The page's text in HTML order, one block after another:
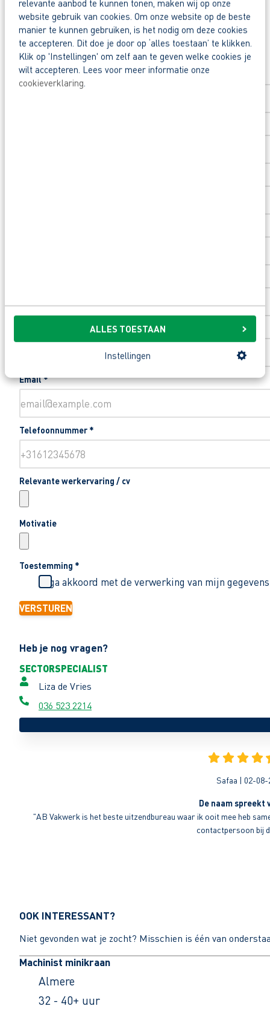
relevante aanbod te kunnen tonen, maken wij op onze
website gebruik van cookies. Om onze website op de beste
manier te kunnen gebruiken, is het nodig om deze cookies
te accepteren. Dit doe je door op ‘alles toestaan’ te klikken.
Klik op 'Instellingen' om zelf aan te geven welke cookies je
wilt accepteren. Lees voor meer informatie onze
cookieverklaring.
ALLES TOESTAAN
Instellingen
Snel naar een vast contract.
Beoordeeld door flexkrachten met een 9+.
Opleidingsvoucher van € 1.000,00 voor een
Nog vragen over deze vacature voor
Solliciteer direct
Voornaam*
Email*
Telefoonnummer *
Relevante werkervaring / cv
Motivatie
Toestemming *
Ik ga akkoord met de verwerking van mijn
VERSTUREN
Heb je nog vragen?
SECTORSPECIALIST
Liza de Vries
036 523 2214
Safaa | 02-08-
De naam spreekt
"AB Vakwerk is het beste uitzendbureau waar ik ooit mee heb
contactpersoon bij
OOK INTERESSANT?
Niet gevonden wat je zocht? Misschien is één van
Machinist minikraan
Almere
32 - 40+ uur